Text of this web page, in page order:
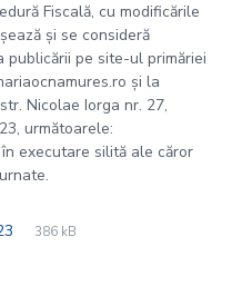
Fiscală, cu modificările
și se consideră
pe site-ul primăriei
și la
Nicolae Iorga nr. 27,
următoarele:
executare silită ale căror
File
pdf
File
386 kB